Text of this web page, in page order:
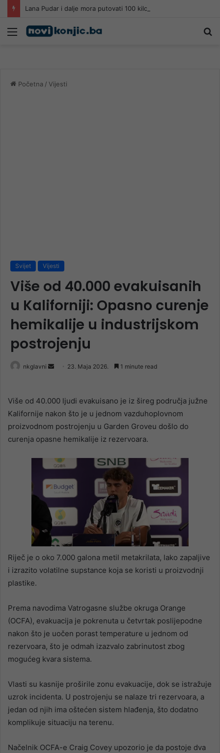
Meni
Početna / Vijesti
Svijet Vijesti
Više od 40.000 evakuisanih
u Kaliforniji: Opasno curenje
hemikalije u industrijskom
postrojenju
nkglavni
Send 23. Maja 2026. 1 minute read
Više od 40.000 ljudi evakuisano je iz šireg područja južne
Kalifornije nakon što je u jednom vazduhoplovnom
proizvodnom postrojenju u Garden Groveu došlo do
curenja opasne hemikalije iz rezervoara.
Riječ je o oko 7.000 galona metil metakrilata, lako zapaljive
i izrazito volatilne supstance koja se koristi u proizvodnji
plastike.
Prema navodima Vatrogasne službe okruga Orange
(OCFA), evakuacija je pokrenuta u četvrtak poslijepodne
nakon što je uočen porast temperature u jednom od
rezervoara, što je odmah izazvalo zabrinutost zbog
mogućeg kvara sistema.
Vlasti su kasnije proširile zonu evakuacije, dok se istražuje
uzrok incidenta. U postrojenju se nalaze tri rezervoara, a
jedan od njih ima oštećen sistem hlađenja, što dodatno
komplikuje situaciju na terenu.
Načelnik OCFA-e Craig Covey upozorio je da postoje dva